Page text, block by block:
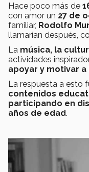
Hace poco más de
con amor un 27 de
familiar, Rodolfo
llamarían después,
La música, la
actividades
apoyar y motivar a
La respuesta a esto
contenidos
participando en
años de edad.